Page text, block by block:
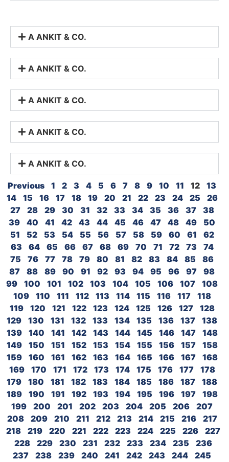
A ANKIT & CO.
A ANKIT & CO.
A ANKIT & CO.
A ANKIT & CO.
A ANKIT & CO.
Previous 1 2 3 4 5 6 7 8 9 10 11 12
13
14
15 16 17 18 19 20 21 22 23 24 25
26
27
28 29 30 31 32 33 34 35 36 37
38
39
40 41 42 43 44 45 46 47 48 49
50
51
52 53 54 55 56 57 58 59 60 61
62
63
64 65 66 67 68 69 70 71 72 73
74
75
76 77 78 79 80 81 82 83 84 85
86
87
88 89 90 91 92 93 94 95 96 97
98
99
100 101 102 103 104 105 106 107
108
109
110 111 112 113 114 115 116 117
118
119
120 121 122 123 124 125 126 127
128
129
130 131 132 133 134 135 136 137
138
139
140 141 142 143 144 145 146 147
148
149
150 151 152 153 154 155 156 157
158
159
160 161 162 163 164 165 166 167
168
169
170 171 172 173 174 175 176 177
178
179
180 181 182 183 184 185 186 187
188
189
190 191 192 193 194 195 196 197
198
199
200 201 202 203 204 205 206
207
208
209 210 211 212 213 214 215 216
217
218
219 220 221 222 223 224 225 226
227
228
229 230 231 232 233 234 235
236
237
238 239 240 241 242 243 244
245